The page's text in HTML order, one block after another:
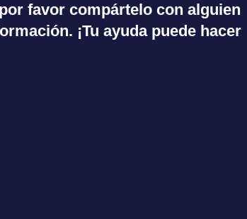
favor compártelo con alguien
¡Tu ayuda puede hacer